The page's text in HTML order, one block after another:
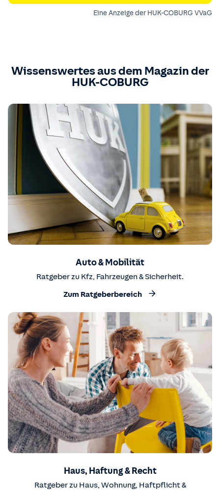
Eine Anzeige der HUK-COBURG VVaG
Wissenswertes aus dem Magazin der
HUK-COBURG
Auto & Mobilität
Ratgeber zu Kfz, Fahrzeugen & Sicherheit.
Zum Ratgeberbereich
Haus, Haftung & Recht
Ratgeber zu Haus, Wohnung, Haftpflicht &